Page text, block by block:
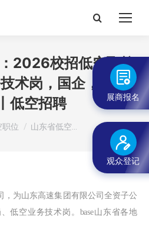
搜
2026校招低空飞控
术岗，国企，base
低空招聘
职位 山东省低空…
，为山东高速集团有限公司全资子公
低空业务技术岗。base山东省各地
展商报名
观众登记